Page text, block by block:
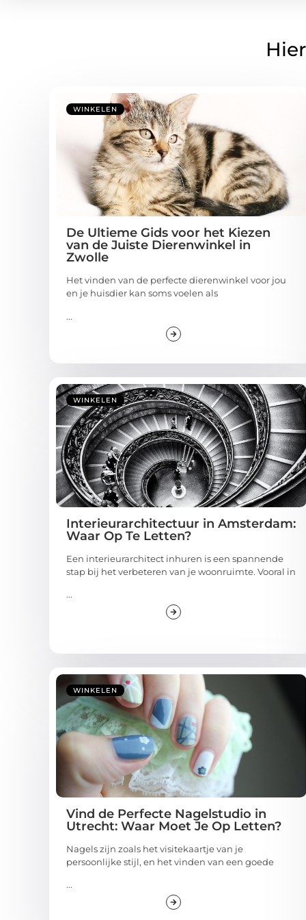
WINKELEN
De Ultieme Gids voor het Kiezen
van de Juiste Dierenwinkel in
Zwolle
Het vinden van de perfecte dierenwinkel voor jou
en je huisdier kan soms voelen als
...
WINKELEN
Interieurarchitectuur in Amsterdam:
Waar Op Te Letten?
Een interieurarchitect inhuren is een spannende
stap bij het verbeteren van je woonruimte. Vooral in
...
WINKELEN
Vind de Perfecte Nagelstudio in
Utrecht: Waar Moet Je Op Letten?
Nagels zijn zoals het visitekaartje van je
persoonlijke stijl, en het vinden van een goede
...